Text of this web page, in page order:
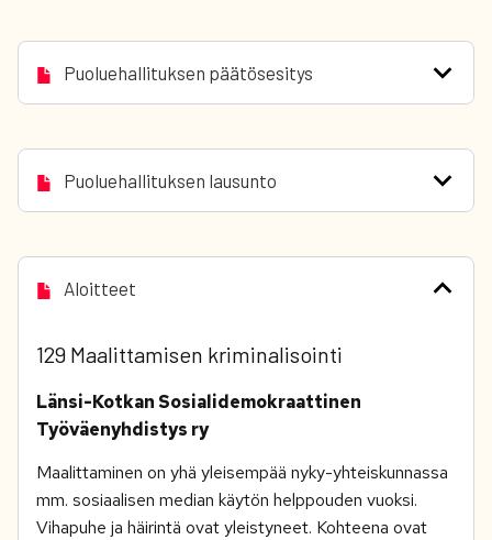
Puoluehallituksen päätösesitys
Puoluehallituksen lausunto
Aloitteet
129 Maalittamisen kriminalisointi
Länsi-Kotkan Sosialidemokraattinen
Työväenyhdistys ry
Maalittaminen on yhä yleisempää nyky-yhteiskunnassa
mm. sosiaalisen median käytön helppouden vuoksi.
Vihapuhe ja häirintä ovat yleistyneet. Kohteena ovat